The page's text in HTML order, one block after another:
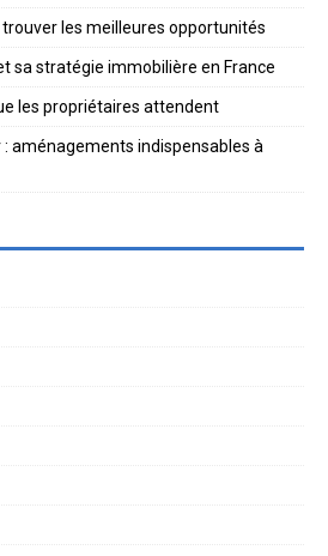
les meilleures opportunités
sa stratégie immobilière en France
les propriétaires attendent
aménagements indispensables à